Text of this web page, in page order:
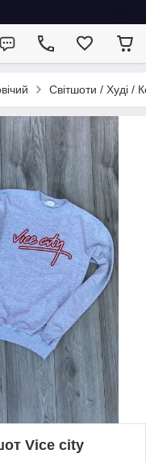
Світшоти / Худі /
Vice city